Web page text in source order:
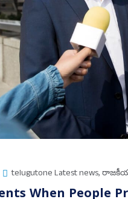
telugutone Latest news,
When People